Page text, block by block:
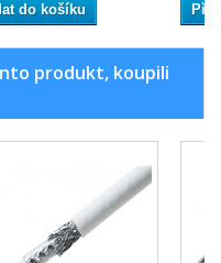
do košíku
produkt, koupili